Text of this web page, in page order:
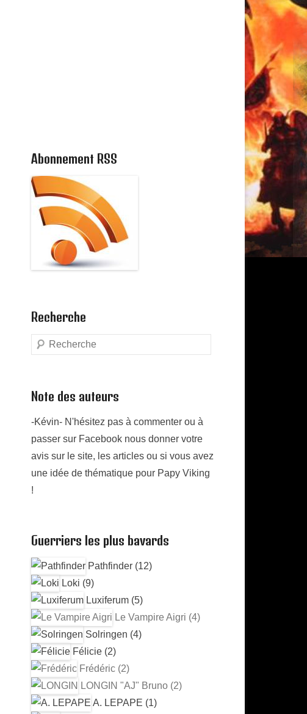
Abonnement RSS
Recherche
Search
Note des auteurs
-Kévin- N'hésitez pas à commenter ou à
passer sur Facebook nous donner votre
avis sur le site, les articles ou si vous avez
une idée de thématique pour Papy Viking
!
Guerriers les plus bavards
Pathfinder (12)
Loki (9)
Luxiferum (5)
Le Vampire Aigri (4)
Solringen (4)
Félicie (2)
Frédéric (2)
LONGIN "AJ" Bruno (2)
A. LEPAPE (1)